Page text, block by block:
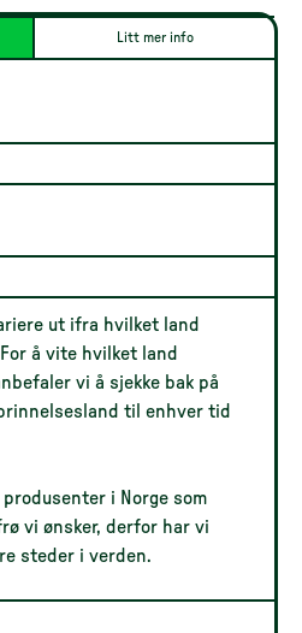
Litt mer info
ut ifra hvilket land
å vite hvilket land
vi å sjekke bak på
til enhver tid
i Norge som
vi ønsker, derfor har vi
steder i verden.